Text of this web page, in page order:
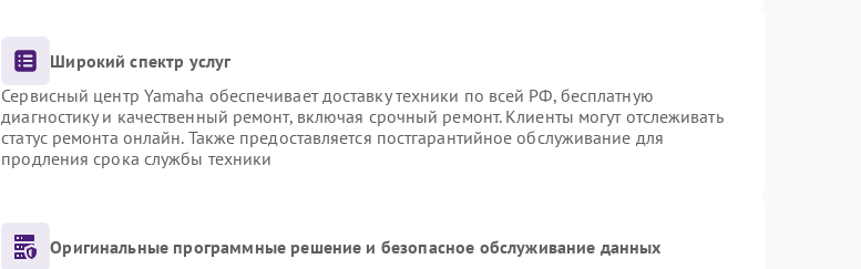
Широкий спектр услуг
Сервисный центр Yamaha обеспечивает доставку техники по всей РФ, бесплатную
диагностику и качественный ремонт, включая срочный ремонт. Клиенты могут отслеживать
статус ремонта онлайн. Также предоставляется постгарантийное обслуживание для
продления срока службы техники
Оригинальные программные решение и безопасное обслуживание данных